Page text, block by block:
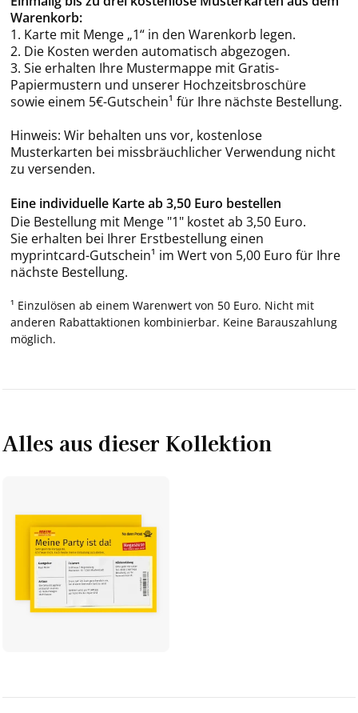
Warenkorb:
1. Karte mit Menge „1“ in den Warenkorb legen.
2. Die Kosten werden automatisch abgezogen.
3. Sie erhalten Ihre Mustermappe mit Gratis-
Papiermustern und unserer Hochzeitsbroschüre
sowie einem 5€-Gutschein¹ für Ihre nächste Bestellung.
Hinweis: Wir behalten uns vor, kostenlose
Musterkarten bei missbräuchlicher Verwendung nicht
zu versenden.
Eine individuelle Karte ab 3,50 Euro bestellen
Die Bestellung mit Menge "1" kostet ab 3,50 Euro.
Sie erhalten bei Ihrer Erstbestellung einen
myprintcard-Gutschein¹ im Wert von 5,00 Euro für Ihre
nächste Bestellung.
¹ Einzulösen ab einem Warenwert von 50 Euro. Nicht mit
anderen Rabattaktionen kombinierbar. Keine Barauszahlung
möglich.
Alles aus dieser Kollektion